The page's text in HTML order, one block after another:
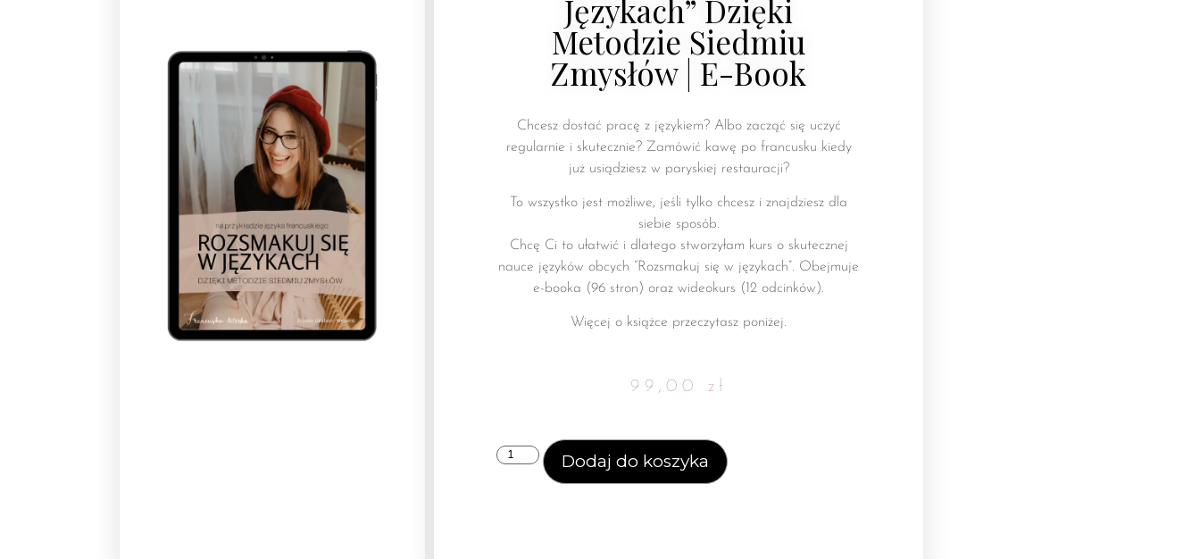
Językach” Dzięki
Metodzie Siedmiu
Zmysłów | E-Book
Chcesz dostać pracę z językiem? Albo zacząć się uczyć
regularnie i skutecznie? Zamówić kawę po francusku kiedy
już usiądziesz w paryskiej restauracji?
To wszystko jest możliwe, jeśli tylko chcesz i znajdziesz dla
siebie sposób.
Chcę Ci to ułatwić i dlatego stworzyłam kurs o skutecznej
nauce języków obcych “Rozsmakuj się w językach”. Obejmuje
e-booka (96 stron) oraz wideokurs (12 odcinków).
Więcej o książce przeczytasz poniżej.
99,00 zł
Dodaj do koszyka